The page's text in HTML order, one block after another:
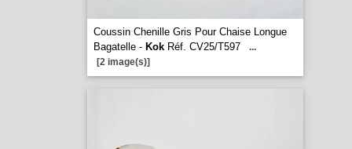
Coussin Chenille Gris Pour Chaise Longue
Bagatelle - KokRéf. CV25/T597
...
[2 image(s)]